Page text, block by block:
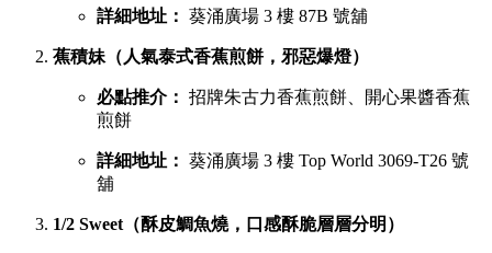
詳細地址： 葵涌廣場 3 樓 87B 號舖
蕉積妹（人氣泰式香蕉煎餅，邪惡爆燈）
必點推介： 招牌朱古力香蕉煎餅、開心果醬香蕉
煎餅
詳細地址： 葵涌廣場 3 樓 Top World 3069-T26 號
舖
1/2 Sweet（酥皮鯛魚燒，口感酥脆層層分明）